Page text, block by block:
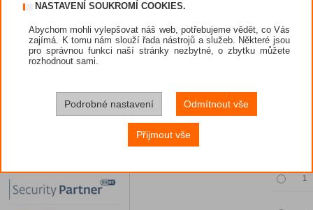
NASTAVENÍ SOUKROMÍ COOKIES.
Abychom mohli vylepšovat náš web, potřebujeme vědět, co Vás
zajímá. K tomu nám slouží řada nástrojů a služeb. Některé jsou
pro správnou funkci naší stránky nezbytné, o zbytku můžete
rozhodnout sami.
Podrobné nastavení Odmítnout vše
Přijmout vše